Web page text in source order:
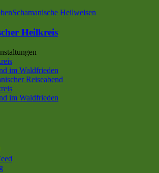
Schamanische Heilweisen
Heilkreis
im Waldfrieden
Reiseabend
im Waldfrieden